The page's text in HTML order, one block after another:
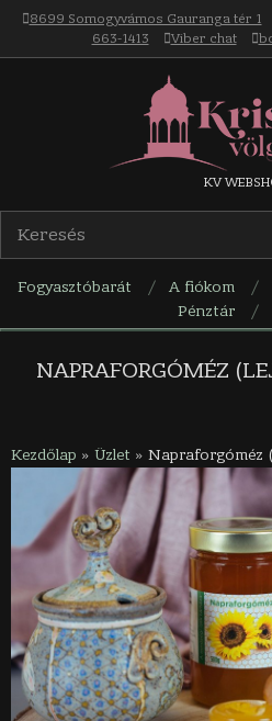
Skip
content
8699 Somogyvámos Gauranga tér 1
663-1413
Viber chat
Krisna-
völgy
KV
Fogyasztóbarát A fiókom
Pénztár
MenuNAPRAFORGÓMÉZ
Kezdőlap » Üzlet » Napraforgóméz